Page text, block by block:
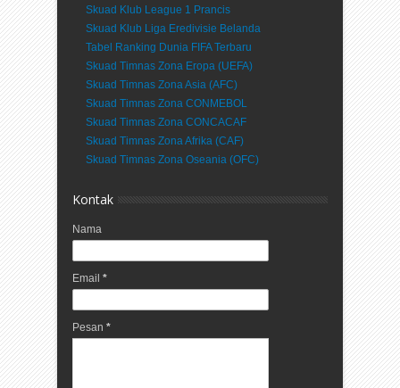
Skuad Klub League 1 Prancis
Skuad Klub Liga Eredivisie Belanda
Tabel Ranking Dunia FIFA Terbaru
Skuad Timnas Zona Eropa (UEFA)
Skuad Timnas Zona Asia (AFC)
Skuad Timnas Zona CONMEBOL
Skuad Timnas Zona CONCACAF
Skuad Timnas Zona Afrika (CAF)
Skuad Timnas Zona Oseania (OFC)
Kontak
Nama
Email *
Pesan *